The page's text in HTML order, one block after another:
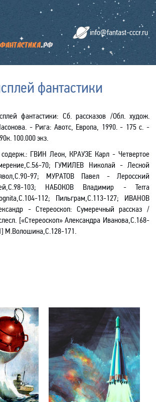
info@fantast-cccr.ru
фантастики
фантастики: Сб. рассказов /Обл. худож.
- Рига: Авотс, Европа, 1990. - 175 с. -
100.000 экз.
: ГВИН Леон, КРАУЗЕ Карл - Четвертое
70; ГУМИЛЕВ Николай - Лесной
97; МУРАТОВ Павел - Леросский
103; НАБОКОВ Владимир - Terra
112; Пильграм,С.113-127; ИВАНОВ
- Стереоскоп: Сумеречный рассказ /
[«Стереоскоп» Александра Иванова,С.168-
М.Волошина,С.128-171.